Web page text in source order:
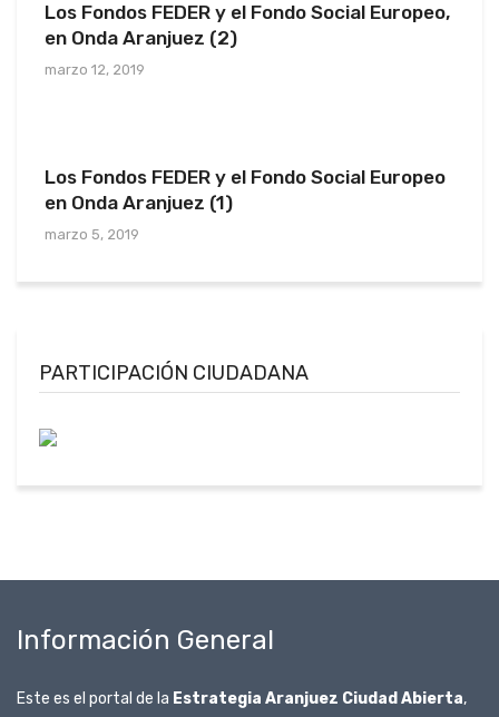
Los Fondos FEDER y el Fondo Social Europeo,
en Onda Aranjuez (2)
marzo 12, 2019
Los Fondos FEDER y el Fondo Social Europeo
en Onda Aranjuez (1)
marzo 5, 2019
PARTICIPACIÓN CIUDADANA
Información General
Este es el portal de la Estrategia Aranjuez Ciudad Abierta,